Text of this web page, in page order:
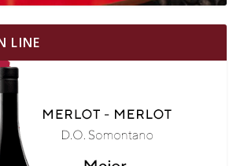
LINE